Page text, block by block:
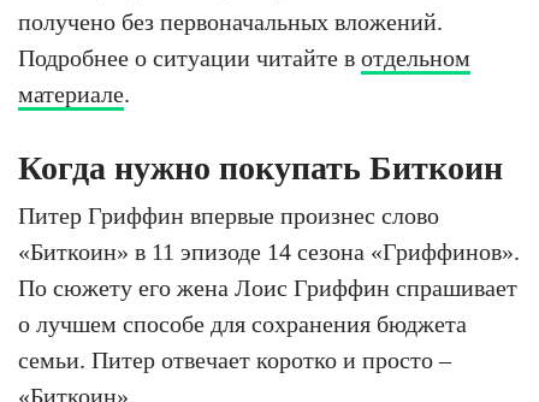
получено без первоначальных вложений.
Подробнее о ситуации читайте в отдельном
материале.
Когда нужно покупать Биткоин
Питер Гриффин впервые произнес слово
«Биткоин» в 11 эпизоде 14 сезона «Гриффинов».
По сюжету его жена Лоис Гриффин спрашивает
о лучшем способе для сохранения бюджета
семьи. Питер отвечает коротко и просто –
«Биткоин».